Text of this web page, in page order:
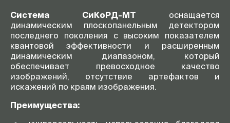
Система СиКоРД-МТ
оснащается
динамическим плоскопанельным детектором
последнего поколения с высоким показателем
квантовой эффективности и расширенным
динамическим диапазоном, который
обеспечивает превосходное качество
изображений, отсутствие артефактов и
искажений по краям изображения.
Преимущества: